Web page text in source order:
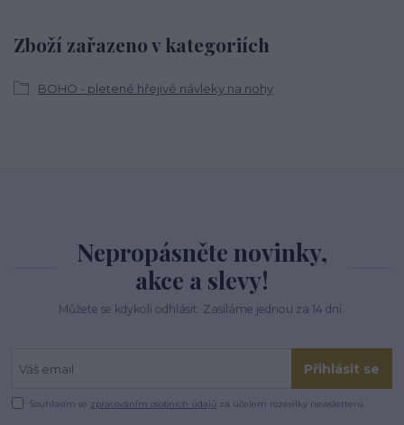
Zboží zařazeno v kategoriích
BOHO - pletené hřejivé návleky na nohy
Nepropásněte novinky,
akce a slevy!
Můžete se kdykoli odhlásit. Zasíláme jednou za 14 dní.
Přihlásit se
Souhlasím se zpracováním osobních údajů za účelem rozesílky newsletteru.